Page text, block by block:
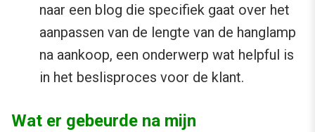
naar een blog die specifiek gaat over het
aanpassen van de lengte van de hanglamp
na aankoop, een onderwerp wat helpful is
in het beslisproces voor de klant.
Wat er gebeurde na mijn